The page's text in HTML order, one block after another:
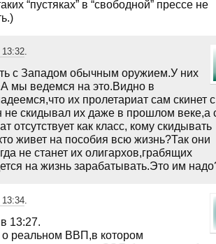
“пустяках” в “свободной” прессе не
.
с Западом обычным оружием.У них
мы ведемся на это.Видно в
их пролетариат сам скинет
не скидывал их даже в прошлом веке,а
отсутствует как класс, кому скидывать
живет на пособия всю жизнь?Так они
не станет их олигархов,грабящих
на жизнь зарабатывать.Это им
13:34.
13:27.
о реальном ВВП,в котором